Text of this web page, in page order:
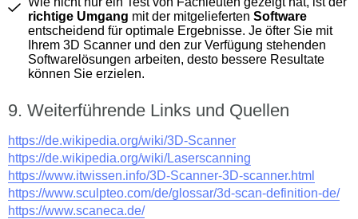
richtige Umgang mit der mitgelieferten Software
entscheidend für optimale Ergebnisse. Je öfter Sie mit
Ihrem 3D Scanner und den zur Verfügung stehenden
Softwarelösungen arbeiten, desto bessere Resultate
können Sie erzielen.
Weiterführende Links und Quellen
https://de.wikipedia.org/wiki/3D-Scanner
https://de.wikipedia.org/wiki/Laserscanning
https://www.itwissen.info/3D-Scanner-3D-scanner.html
https://www.sculpteo.com/de/glossar/3d-scan-definition-de/
https://www.scaneca.de/